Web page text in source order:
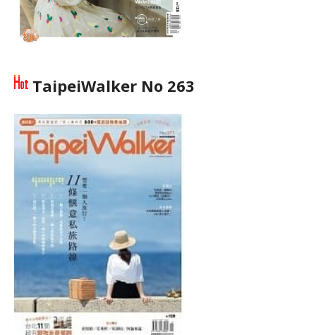
TaipeiWalker No 263